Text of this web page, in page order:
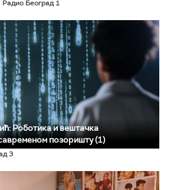
Радио Београд 1
Роботика и вештачка
позоришту (1)
3